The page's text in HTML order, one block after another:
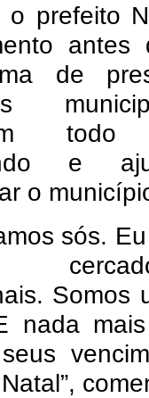
o prefeito
antes
de
e
o
sós.
Somos
nada